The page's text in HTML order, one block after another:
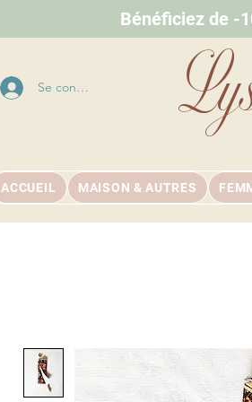
Bénéficiez de -
Se connecter
ACCUEIL MAISON & AUTRES